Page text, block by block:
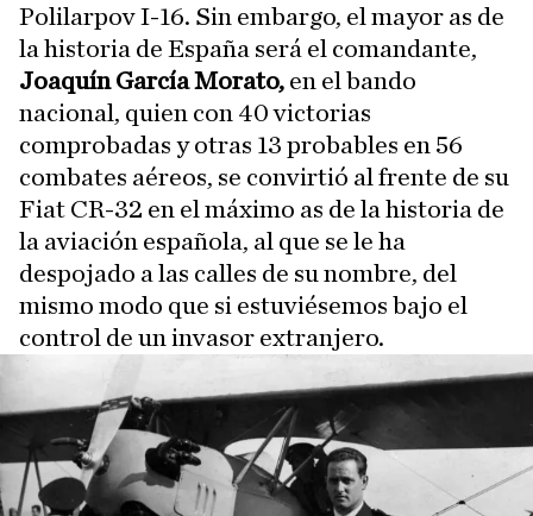
Polilarpov I-16. Sin embargo, el mayor as de
la historia de España será el comandante,
Joaquín García Morato, en el bando
nacional, quien con 40 victorias
comprobadas y otras 13 probables en 56
combates aéreos, se convirtió al frente de su
Fiat CR-32 en el máximo as de la historia de
la aviación española, al que se le ha
despojado a las calles de su nombre, del
mismo modo que si estuviésemos bajo el
control de un invasor extranjero.